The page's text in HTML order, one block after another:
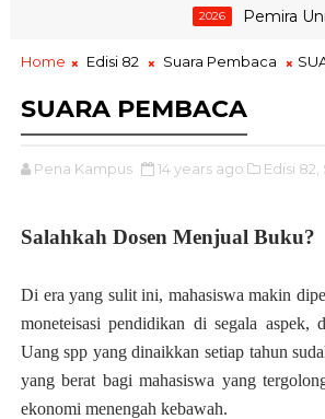
2026 Pemira
Home Edisi 82 Suara Pembaca
SUARA PEMBACA
Pena Kampus 14 years ago Edisi 82,
Salahkah Dosen Menjual Buku?
Di era yang sulit ini, mahasiswa makin
moneteisasi pendidikan di segala aspek,
Uang spp yang dinaikkan setiap tahun
yang berat bagi mahasiswa yang
ekonomi menengah kebawah.